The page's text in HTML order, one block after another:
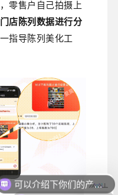
零售户自己拍摄上
门店陈列数据进行分
指导陈列美化工
你们是怎么收费的呢